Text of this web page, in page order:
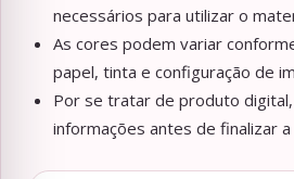
necessários para utilizar o
As cores podem variar
papel, tinta e configuração de
Por se tratar de produto
informações antes de finalizar a